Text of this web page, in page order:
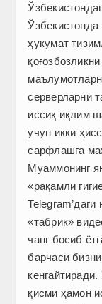
Ўзбекистонда
ҳукумат
серверларни
иссиқ иқлим
учун икки
сарфлашга
Муаммонинг
«рақамли
Telegram’даги
«таб­рик»
чанг босиб
барчаси
қисми ҳамон